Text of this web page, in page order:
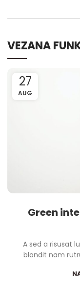
VEZANA
27
AUG
Green
A sed a risusat
blandit nam